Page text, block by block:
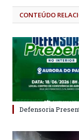
CONTEÚDO
Defensoria